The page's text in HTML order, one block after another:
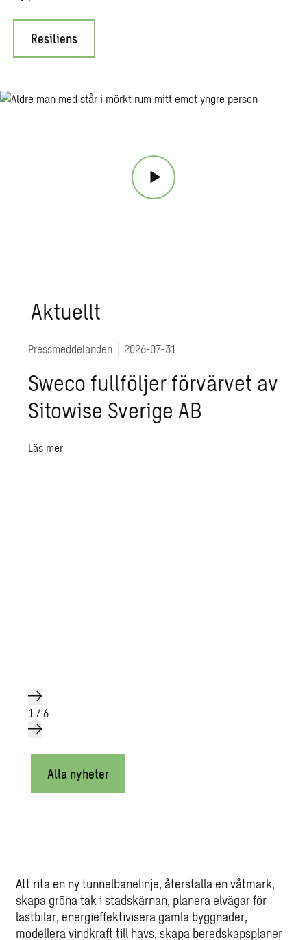
Resiliens
Ak­tu­ellt
Pressmeddelanden 2026-07-31
Sweco fullföljer förvärvet av
Sitowise Sverige AB
Läs mer
1 /6
Alla nyheter
Att rita en ny tunnelbanelinje, återställa en våtmark,
skapa gröna tak i stadskärnan, planera elvägar för
lastbilar, energieffektivisera gamla byggnader,
modellera vindkraft till havs, skapa beredskapsplaner